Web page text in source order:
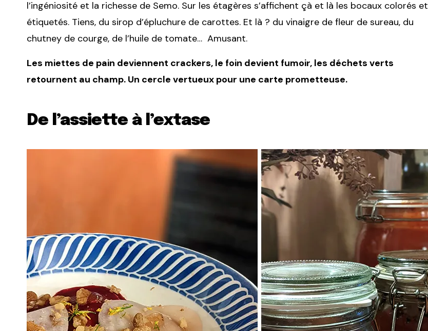
l’ingéniosité et la richesse de Semo. Sur les étagères s’affichent çà et là les bocaux colorés et
étiquetés. Tiens, du sirop d’épluchure de carottes. Et là ? du vinaigre de fleur de sureau, du
chutney de courge, de l’huile de tomate… Amusant.
Les miettes de pain deviennent crackers, le foin devient fumoir, les déchets verts
retournent au champ. Un cercle vertueux pour une carte prometteuse.
De l’assiette à l’extase